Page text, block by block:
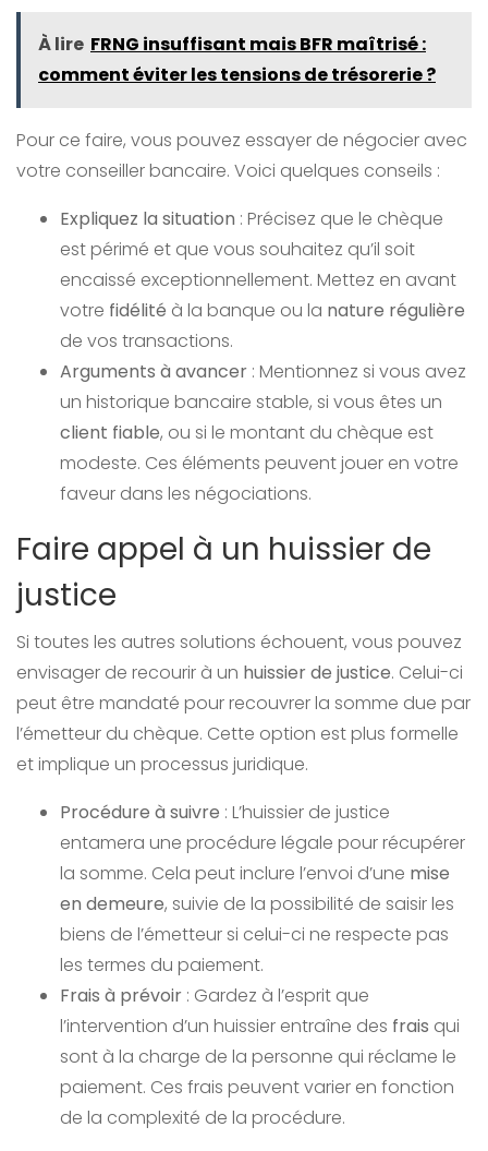
À lire FRNG insuffisant mais BFR maîtrisé :
comment éviter les tensions de trésorerie ?
Pour ce faire, vous pouvez essayer de négocier avec
votre conseiller bancaire. Voici quelques conseils :
Expliquez la situation : Précisez que le chèque
est périmé et que vous souhaitez qu’il soit
encaissé exceptionnellement. Mettez en avant
votre fidélité à la banque ou la nature régulière
de vos transactions.
Arguments à avancer : Mentionnez si vous avez
un historique bancaire stable, si vous êtes un
client fiable, ou si le montant du chèque est
modeste. Ces éléments peuvent jouer en votre
faveur dans les négociations.
Faire appel à un huissier de
justice
Si toutes les autres solutions échouent, vous pouvez
envisager de recourir à un huissier de justice. Celui-ci
peut être mandaté pour recouvrer la somme due par
l’émetteur du chèque. Cette option est plus formelle
et implique un processus juridique.
Procédure à suivre : L’huissier de justice
entamera une procédure légale pour récupérer
la somme. Cela peut inclure l’envoi d’une mise
en demeure, suivie de la possibilité de saisir les
biens de l’émetteur si celui-ci ne respecte pas
les termes du paiement.
Frais à prévoir : Gardez à l’esprit que
l’intervention d’un huissier entraîne des frais qui
sont à la charge de la personne qui réclame le
paiement. Ces frais peuvent varier en fonction
de la complexité de la procédure.